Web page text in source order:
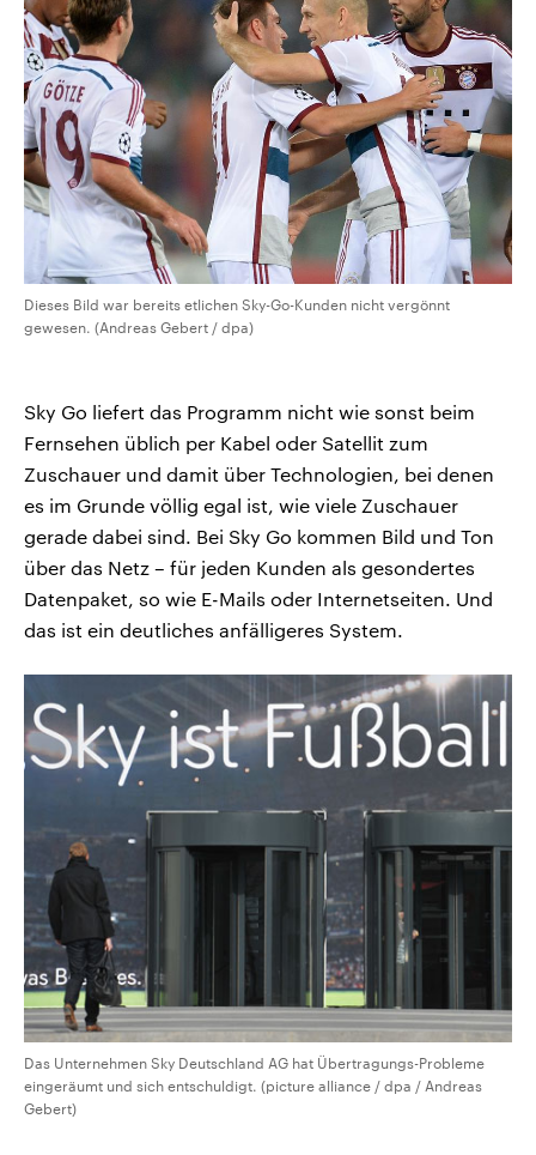
Dieses Bild war bereits etlichen Sky-Go-Kunden nicht vergönnt
gewesen. (Andreas Gebert / dpa)
Sky Go liefert das Programm nicht wie sonst beim
Fernsehen üblich per Kabel oder Satellit zum
Zuschauer und damit über Technologien, bei denen
es im Grunde völlig egal ist, wie viele Zuschauer
gerade dabei sind. Bei Sky Go kommen Bild und Ton
über das Netz – für jeden Kunden als gesondertes
Datenpaket, so wie E-Mails oder Internetseiten. Und
das ist ein deutliches anfälligeres System.
Das Unternehmen Sky Deutschland AG hat Übertragungs-Probleme
eingeräumt und sich entschuldigt. (picture alliance / dpa / Andreas
Gebert)